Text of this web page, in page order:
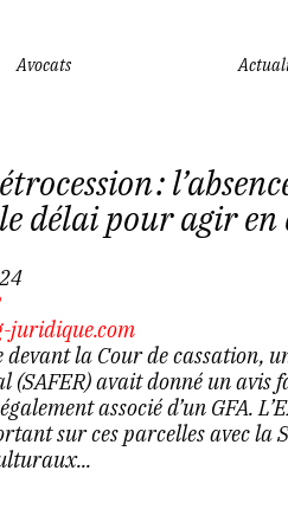
Avocats
:
le délai pour agir
juridique.com
la Cour de cassation,
(SAFER) avait donné un
associé d’un GFA.
sur ces parcelles avec la